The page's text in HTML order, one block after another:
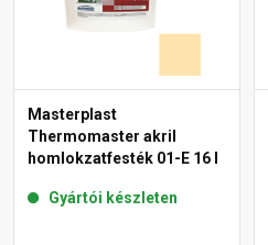
Masterplast
Thermomaster akril
homlokzatfesték 01-E 16 l
Gyártói készleten